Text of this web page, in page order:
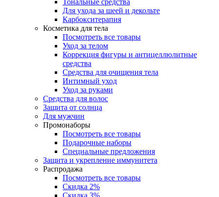
Тональные средства
Для ухода за шеей и декольте
Карбокситерапия
Косметика для тела
Посмотреть все товары
Уход за телом
Коррекция фигуры и антицеллюлитные
средства
Средства для очищения тела
Интимный уход
Уход за руками
Средства для волос
Защита от солнца
Для мужчин
Промонаборы
Посмотреть все товары
Подарочные наборы
Специальные предложения
Защита и укрепление иммунитета
Распродажа
Посмотреть все товары
Скидка 2%
Скидка 3%